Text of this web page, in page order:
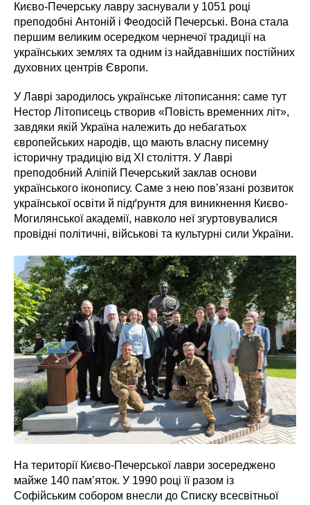
Києво-Печерську лавру заснували у 1051 році
преподобні Антоній і Феодосій Печерські. Вона стала
першим великим осередком чернечої традиції на
українських землях та одним із найдавніших постійних
духовних центрів Європи.
У Лаврі зародилось українське літописання: саме тут
Нестор Літописець створив «Повість временних літ»,
завдяки якій Україна належить до небагатьох
європейських народів, що мають власну писемну
історичну традицію від XI століття. У Лаврі
преподобний Аліпій Печерський заклав основи
українського іконопису. Саме з нею пов’язані розвиток
української освіти й підґрунтя для виникнення Києво-
Могилянської академії, навколо неї згуртовувалися
провідні політичні, військові та культурні сили України.
На території Києво-Печерської лаври зосереджено
майже 140 пам’яток. У 1990 році її разом із
Софійським собором внесли до Списку всесвітньої